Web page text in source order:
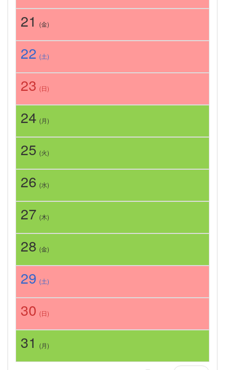
21 (金)
22 (土)
23 (日)
24 (月)
25 (火)
26 (水)
27 (木)
28 (金)
29 (土)
30 (日)
31 (月)